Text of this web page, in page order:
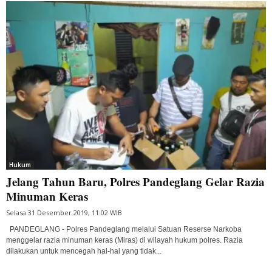
Hukum
Jelang Tahun Baru, Polres Pandeglang Gelar Razia
Minuman Keras
Selasa 31 Desember 2019, 11:02 WIB
PANDEGLANG - Polres Pandeglang melalui Satuan Reserse Narkoba
menggelar razia minuman keras (Miras) di wilayah hukum polres. Razia
dilakukan untuk mencegah hal-hal yang tidak...